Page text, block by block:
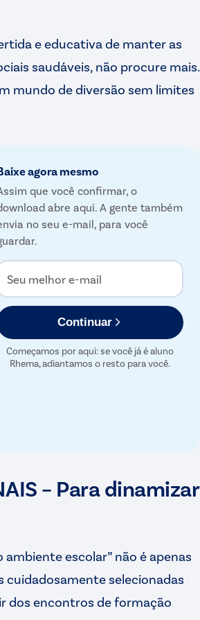
e educativa de manter as
saudáveis, não procure mais.
mundo de diversão sem limites
agora mesmo
que você confirmar, o
abre aqui. A gente também
no seu e-mail, para você
Seu melhor e-mail
Continuar
Começamos por aqui: se você já é aluno
Rhema, adiantamos o resto para você.
– Para dinamizar
ambiente escolar” não é apenas
cuidadosamente selecionadas
dos encontros de formação